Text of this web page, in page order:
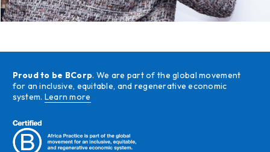
Proud to be BCorp. We are part of the global movement
for an inclusive, equitable, and regenerative economic
system. Learn more